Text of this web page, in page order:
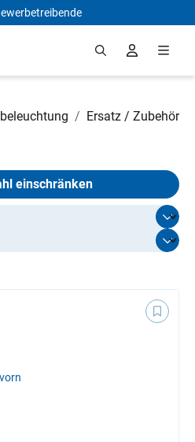
/ Ersatz / Zubehör
einschränken